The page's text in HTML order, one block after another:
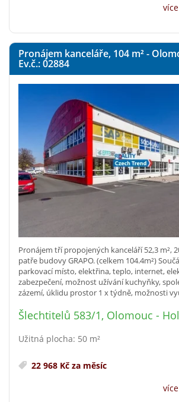
Pronájem kanceláře, 104 m²-
Ev.č.: 02884
Pronájem tří propojených kanceláří 52,3 m²,
patře budovy GRAPO. (celkem 104.4m²)
parkovací místo, elektřina, teplo, internet,
zabezpečení, možnost užívání kuchyňky,
zázemí, úklidu prostor 1 x týdně, možnosti
Šlechtitelů 583/1, Olomouc -
Užitná plocha: 50 m²
22 968 Kč za měsíc